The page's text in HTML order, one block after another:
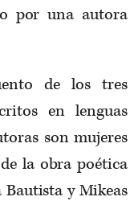
por una autora
de los tres
en lenguas
son mujeres
la obra poética
Bautista y Mikeas